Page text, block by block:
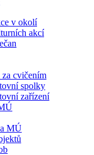
v okolí
akcí
cvičením
spolky
zařízení
MÚ